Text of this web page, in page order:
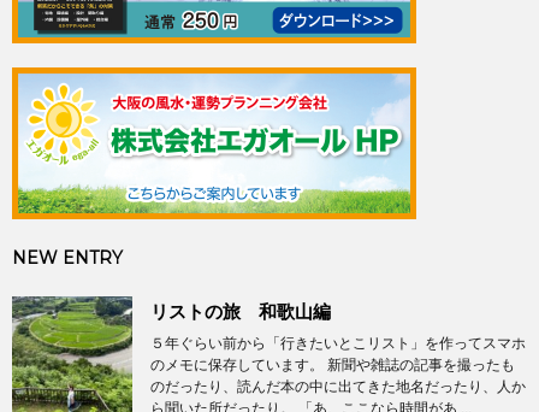
NEW ENTRY
リストの旅 和歌山編
５年ぐらい前から「行きたいとこリスト」を作ってスマホ
のメモに保存しています。 新聞や雑誌の記事を撮ったも
のだったり、読んだ本の中に出てきた地名だったり、人か
ら聞いた所だったり。 「あ、ここなら時間があ ...